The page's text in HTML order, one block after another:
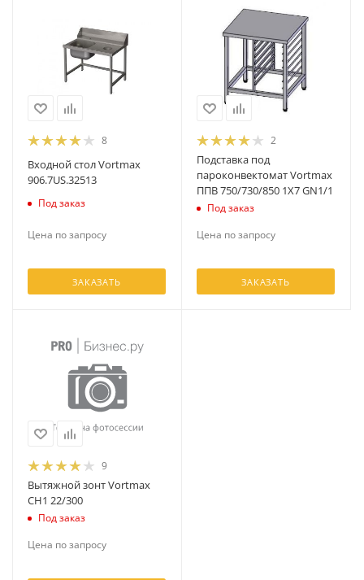
8
Входной стол Vortmax
906.7US.32513
Под заказ
Цена по запросу
ЗАКАЗАТЬ
2
Подставка под
пароконвектомат Vortmax
ППB 750/730/850 1Х7 GN1/1
Под заказ
Цена по запросу
ЗАКАЗАТЬ
9
Вытяжной зонт Vortmax
СH1 22/300
Под заказ
Цена по запросу